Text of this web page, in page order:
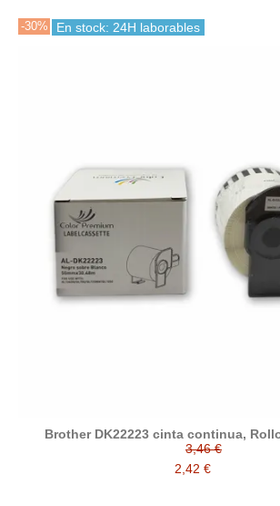
-30% En stock: 24H laborables
Brother DK22223 cinta continua,
compatibles 50 mm x 30.48
3,46 €
2,42 €